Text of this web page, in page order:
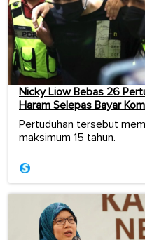
Nicky Liow Bebas 26
Haram Selepas Bayar
Pertuduhan tersebut
maksimum 15 tahun.